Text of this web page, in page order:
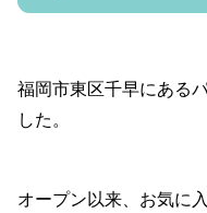
福岡市東区千早にある
した。
オープン以来、お気に